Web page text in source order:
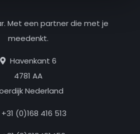
Met een partner die met je
meedenkt.
Havenkant 6
4781 AA
Nederland
+31 (0)168 416 513